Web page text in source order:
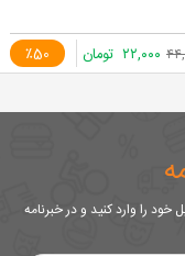
٪50 ۲۲,۰۰۰ تومان
را وارد کنید و در خبرنامه